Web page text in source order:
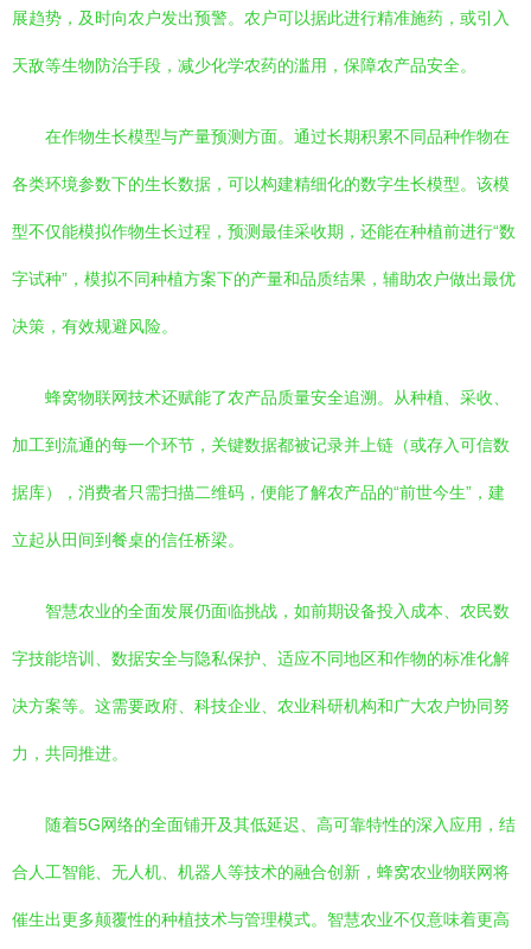
展趋势，及时向农户发出预警。农户可以据此进行精准施药，或引入
天敌等生物防治手段，减少化学农药的滥用，保障农产品安全。
在作物生长模型与产量预测方面。通过长期积累不同品种作物在
各类环境参数下的生长数据，可以构建精细化的数字生长模型。该模
型不仅能模拟作物生长过程，预测最佳采收期，还能在种植前进行“数
字试种”，模拟不同种植方案下的产量和品质结果，辅助农户做出最优
决策，有效规避风险。
蜂窝物联网技术还赋能了农产品质量安全追溯。从种植、采收、
加工到流通的每一个环节，关键数据都被记录并上链（或存入可信数
据库），消费者只需扫描二维码，便能了解农产品的“前世今生”，建
立起从田间到餐桌的信任桥梁。
智慧农业的全面发展仍面临挑战，如前期设备投入成本、农民数
字技能培训、数据安全与隐私保护、适应不同地区和作物的标准化解
决方案等。这需要政府、科技企业、农业科研机构和广大农户协同努
力，共同推进。
随着5G网络的全面铺开及其低延迟、高可靠特性的深入应用，结
合人工智能、无人机、机器人等技术的融合创新，蜂窝农业物联网将
催生出更多颠覆性的种植技术与管理模式。智慧农业不仅意味着更高